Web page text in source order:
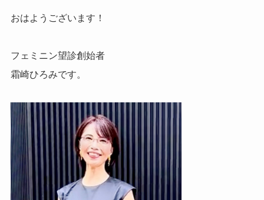
おはようございます！
フェミニン望診創始者
霜崎ひろみです。